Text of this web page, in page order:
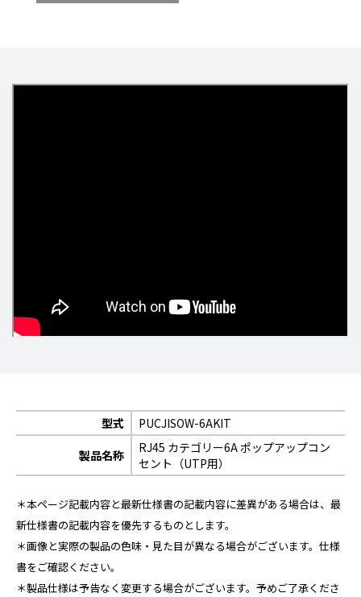
型式
PUCJISOW-6AKIT
製品名称
RJ45 カテゴリー6A ポップアップコン
セント（UTP用）
＊本ページ記載内容と最新仕様書の記載内容に差異がある場合は、最
新仕様書の記載内容を優先するものとします。
＊画像と実際の製品の色味・見た目が異なる場合がございます。仕様
書をご確認ください。
＊製品仕様は予告なく変更する場合がございます。予めご了承くださ